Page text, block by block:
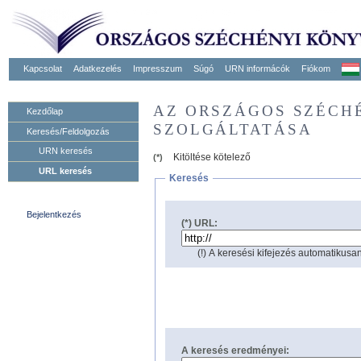
Kapcsolat Adatkezelés Impresszum Súgó URN informácók Fiókom
Kezdőlap
Keresés/Feldolgozás
URN keresés
URL keresés
Bejelentkezés
AZ ORSZÁGOS
SZOLGÁLTATÁSA
(*)
Kitöltése kötelező
Keresés
(*) URL:
(!) A keresési kifejezés
A keresés eredményei: